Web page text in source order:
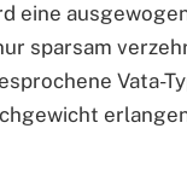
eine
sparsam
Vata-